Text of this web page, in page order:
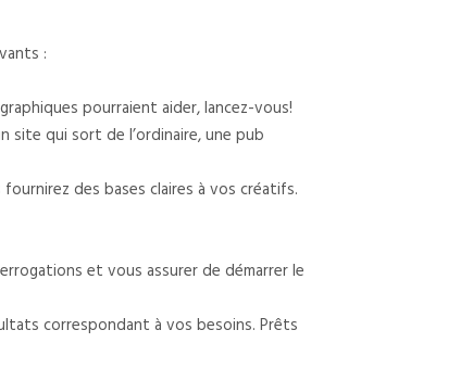
:
pourraient aider, lancez-vous!
site qui sort de l’ordinaire, une pub
des bases claires à vos créatifs.
et vous assurer de démarrer le
correspondant à vos besoins. Prêts